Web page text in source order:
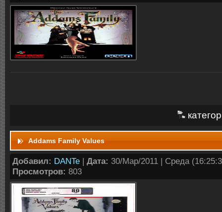
Addams Family Values
Добавил: DANTe | Дата: 30/Мар/2011 | Среда
Просмотров: 803